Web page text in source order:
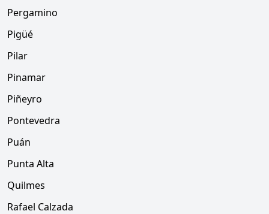
Pergamino
Pigüé
Pilar
Pinamar
Piñeyro
Pontevedra
Puán
Punta Alta
Quilmes
Rafael Calzada